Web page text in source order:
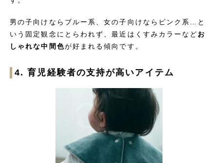
男の子向けならブルー系、女の子向けならピンク系…と
いう固定観念にとらわれず、最近はくすみカラーなどお
しゃれな中間色が好まれる傾向です。
4. 育児経験者の支持が高いアイテム